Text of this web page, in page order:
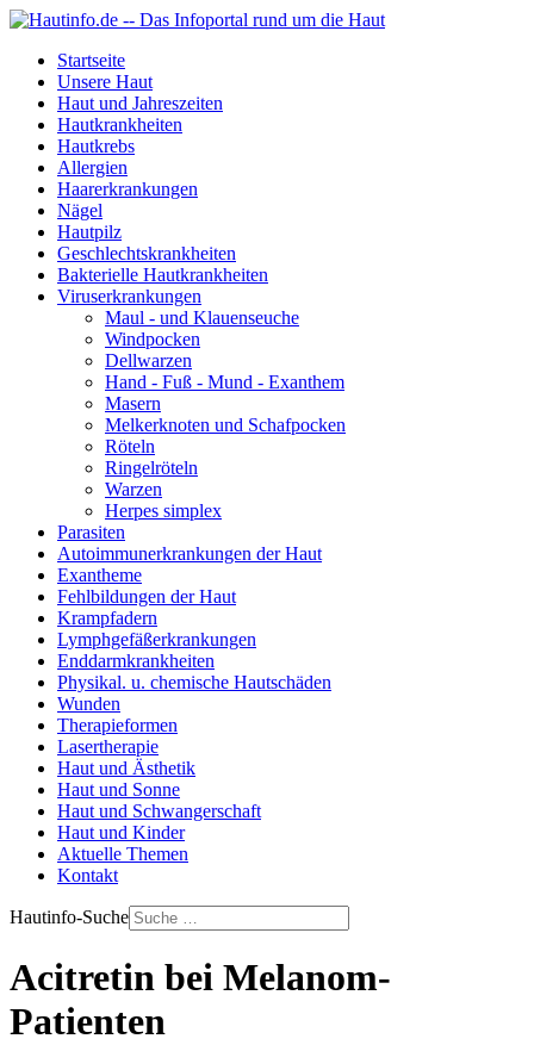
Startseite
Unsere Haut
Haut und Jahreszeiten
Hautkrankheiten
Hautkrebs
Allergien
Haarerkrankungen
Nägel
Hautpilz
Geschlechtskrankheiten
Bakterielle Hautkrankheiten
Viruserkrankungen
Maul - und Klauenseuche
Windpocken
Dellwarzen
Hand - Fuß - Mund - Exanthem
Masern
Melkerknoten und Schafpocken
Röteln
Ringelröteln
Warzen
Herpes simplex
Parasiten
Autoimmunerkrankungen der Haut
Exantheme
Fehlbildungen der Haut
Krampfadern
Lymphgefäßerkrankungen
Enddarmkrankheiten
Physikal. u. chemische Hautschäden
Wunden
Therapieformen
Lasertherapie
Haut und Ästhetik
Haut und Sonne
Haut und Schwangerschaft
Haut und Kinder
Aktuelle Themen
Kontakt
Hautinfo-Suche
Acitretin bei Melanom-
Patienten